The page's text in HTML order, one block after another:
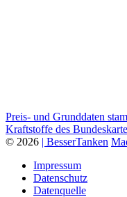
Preis- und Grunddaten
Kraftstoffe des
© 2026 | BesserTanken
Impressum
Datenschutz
Datenquelle